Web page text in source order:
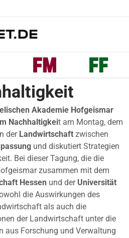
Akademie Hofgeismar
Nachhaltigkeit am Montag, dem
der Landwirtschaft zwischen
und diskutiert Strategien
Bei dieser Tagung, die die
zusammen mit dem
Hessen und der Universität
die Auswirkungen des
als auch die
der Landwirtschaft unter die
aus Forschung und Verwaltung